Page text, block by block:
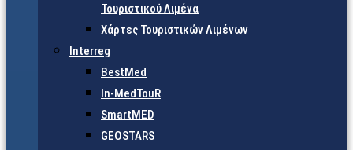
Τουριστικού Λιμένα
Χάρτες Τουριστικών Λιμένων
Interreg
BestMed
In-MedTouR
SmartMED
GEOSTARS